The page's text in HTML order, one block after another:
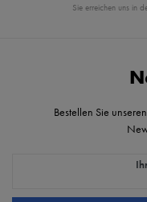
Sie erreichen uns in
Bestellen Sie